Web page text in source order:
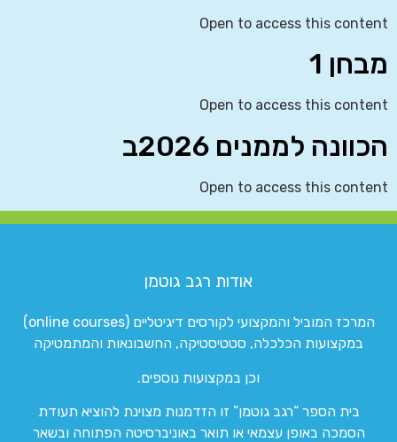
Open to access this content
מבחן 1
Open to access this content
הכוונה לממנים 2026ב
Open to access this content
אודות רגב גוטמן
המרכז המוביל והמקצועי לקורסים דיגיטליים (online courses)
במקצועות הכלכלה, סטטיסטיקה, החשבונאות והמתמטיקה
וכן במקצועות נוספים.
בית הספר “רגב גוטמן” זו הזדמנות מצוינת להוציא תעודת
הסמכה באופן עצמאי או תואר באוניברסיטה הפתוחה ובשאר